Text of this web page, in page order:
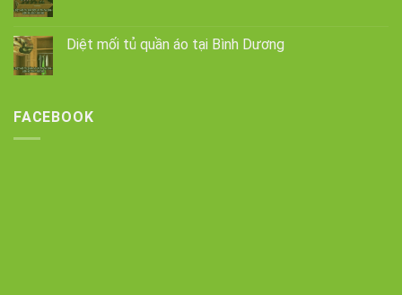
Diệt mối tủ quần áo tại Bình Dương
FACEBOOK